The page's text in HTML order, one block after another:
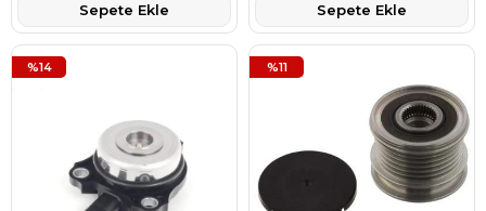
Sepete Ekle Sepete Ekle
%14 %11